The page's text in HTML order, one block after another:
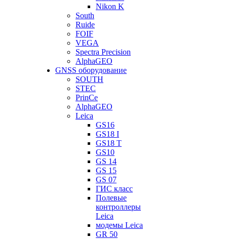
Nikon K
South
Ruide
FOIF
VEGA
Spectra Precision
AlphaGEO
GNSS оборудование
SOUTH
STEC
PrinCe
AlphaGEO
Leica
GS16
GS18 I
GS18 T
GS10
GS 14
GS 15
GS 07
ГИС класс
Полевые
контроллеры
Leica
модемы Leica
GR 50